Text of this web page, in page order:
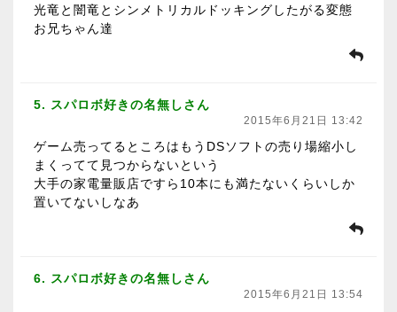
光竜と闇竜とシンメトリカルドッキングしたがる変態
お兄ちゃん達
5. スパロボ好きの名無しさん
2015年6月21日 13:42
ゲーム売ってるところはもうDSソフトの売り場縮小し
まくってて見つからないという
大手の家電量販店ですら10本にも満たないくらいしか
置いてないしなあ
6. スパロボ好きの名無しさん
2015年6月21日 13:54